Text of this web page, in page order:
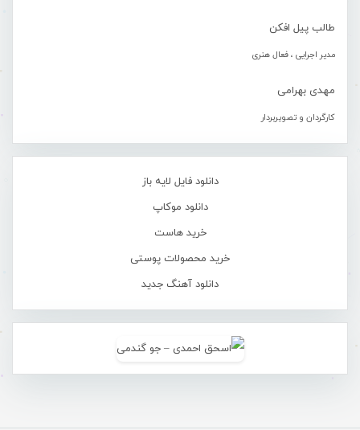
طالب پیل افکن
مدیر اجرایی ، فعال هنری
مهدی بهرامی
کارگردان و تصویربردار
دانلود فایل لایه باز
دانلود موکاپ
خرید هاست
خرید محصولات پوستی
دانلود آهنگ جدید